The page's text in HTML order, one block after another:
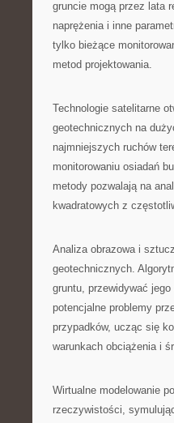
gruncie mogą przez lata
naprężenia i inne
tylko bieżące
metod projektowania.
Technologie satelitarne
geotechnicznych na
najmniejszych ruchów
monitorowaniu osiadań
metody pozwalają na
kwadratowych z
Analiza obrazowa i
geotechnicznych.
gruntu, przewidywać
potencjalne problemy
przypadków, ucząc się
warunkach obciążenia i
Wirtualne modelowanie
rzeczywistości,